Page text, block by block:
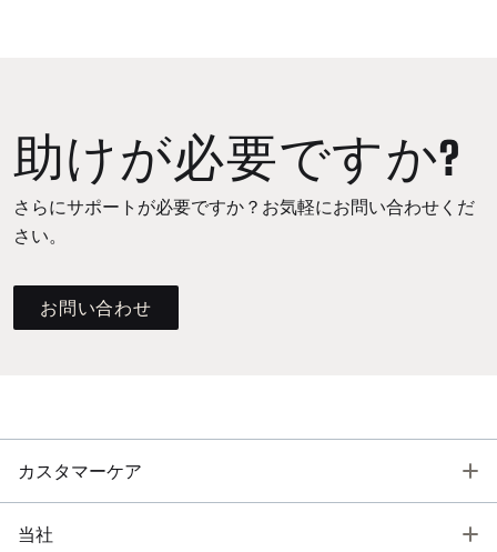
助けが必要ですか?
さらにサポートが必要ですか？お気軽にお問い合わせくだ
さい。
お問い合わせ
カスタマーケア
当社